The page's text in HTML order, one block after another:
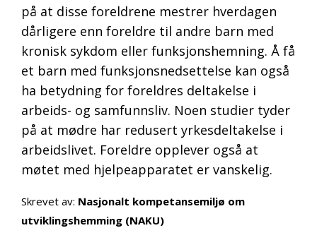
på at disse foreldrene mestrer hverdagen
dårligere enn foreldre til andre barn med
kronisk sykdom eller funksjonshemning. Å få
et barn med funksjonsnedsettelse kan også
ha betydning for foreldres deltakelse i
arbeids- og samfunnsliv. Noen studier tyder
på at mødre har redusert yrkesdeltakelse i
arbeidslivet. Foreldre opplever også at
møtet med hjelpeapparatet er vanskelig.
Skrevet av: Nasjonalt kompetansemiljø om
utviklingshemming (NAKU)